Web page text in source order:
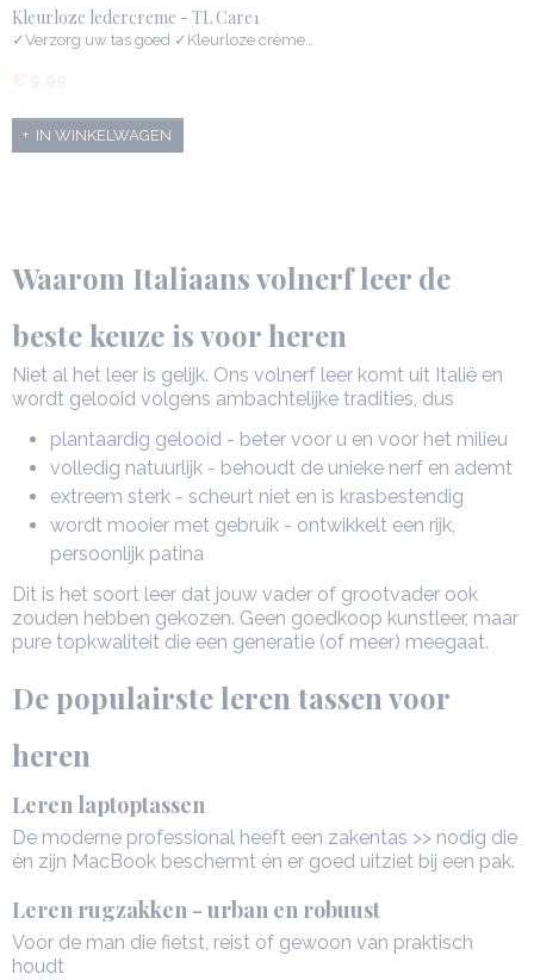
Kleurloze ledercreme - TL Care1
✓Verzorg uw tas goed ✓Kleurloze crème…
€ 9,99
IN WINKELWAGEN
Waarom Italiaans volnerf leer de
beste keuze is voor heren
Niet al het leer is gelijk. Ons volnerf leer komt uit Italië en
wordt gelooid volgens ambachtelijke tradities, dus
plantaardig gelooid - beter voor u en voor het milieu
volledig natuurlijk - behoudt de unieke nerf en ademt
extreem sterk - scheurt niet en is krasbestendig
wordt mooier met gebruik - ontwikkelt een rijk,
persoonlijk patina
Dit is het soort leer dat jouw vader of grootvader ook
zouden hebben gekozen. Geen goedkoop kunstleer, maar
pure topkwaliteit die een generatie (of meer) meegaat.
De populairste leren tassen voor
heren
Leren laptoptassen
De moderne professional heeft een zakentas >> nodig die
én zijn MacBook beschermt én er goed uitziet bij een pak.
Leren rugzakken - urban en robuust
Voor de man die fietst, reist of gewoon van praktisch
houdt